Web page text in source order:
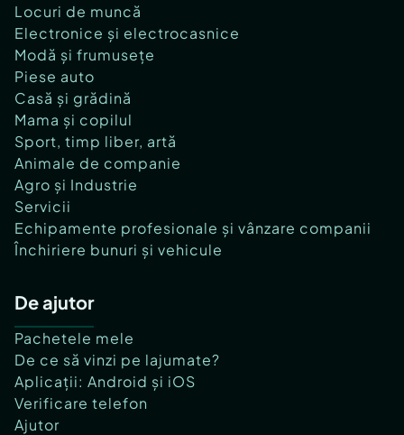
Locuri de muncă
Electronice și electrocasnice
Modă și frumusețe
Piese auto
Casă și grădină
Mama și copilul
Sport, timp liber, artă
Animale de companie
Agro și Industrie
Servicii
Echipamente profesionale și vânzare companii
Închiriere bunuri și vehicule
De ajutor
Pachetele mele
De ce să vinzi pe lajumate?
Aplicații: Android și iOS
Verificare telefon
Ajutor